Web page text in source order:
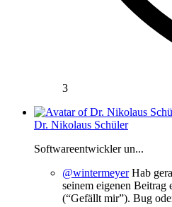
3
Dr. Nikolaus Schüler
Softwareentwickler un...
@wintermeyerHab
seinem eigenen Beitrag
(“Gefällt mir”). Bug